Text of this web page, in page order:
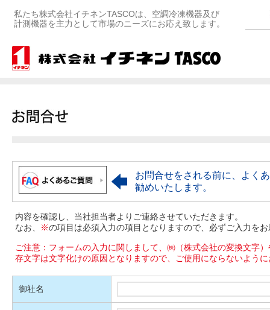
私たち株式会社イチネンTASCOは、空調冷凍機器及び
計測機器を主力として市場のニーズにお応え致します。
お問合せをされる前に、よく
勧めいたします。
内容を確認し、当社担当者よりご連絡させていただきます。
なお、
※の項目は必須入力の項目となりますので、必ずご入力を
ご注意：フォームの入力に関しまして、㈱（株式会社の変換文字
存文字は文字化けの原因となりますので、ご使用にならないよう
御社名